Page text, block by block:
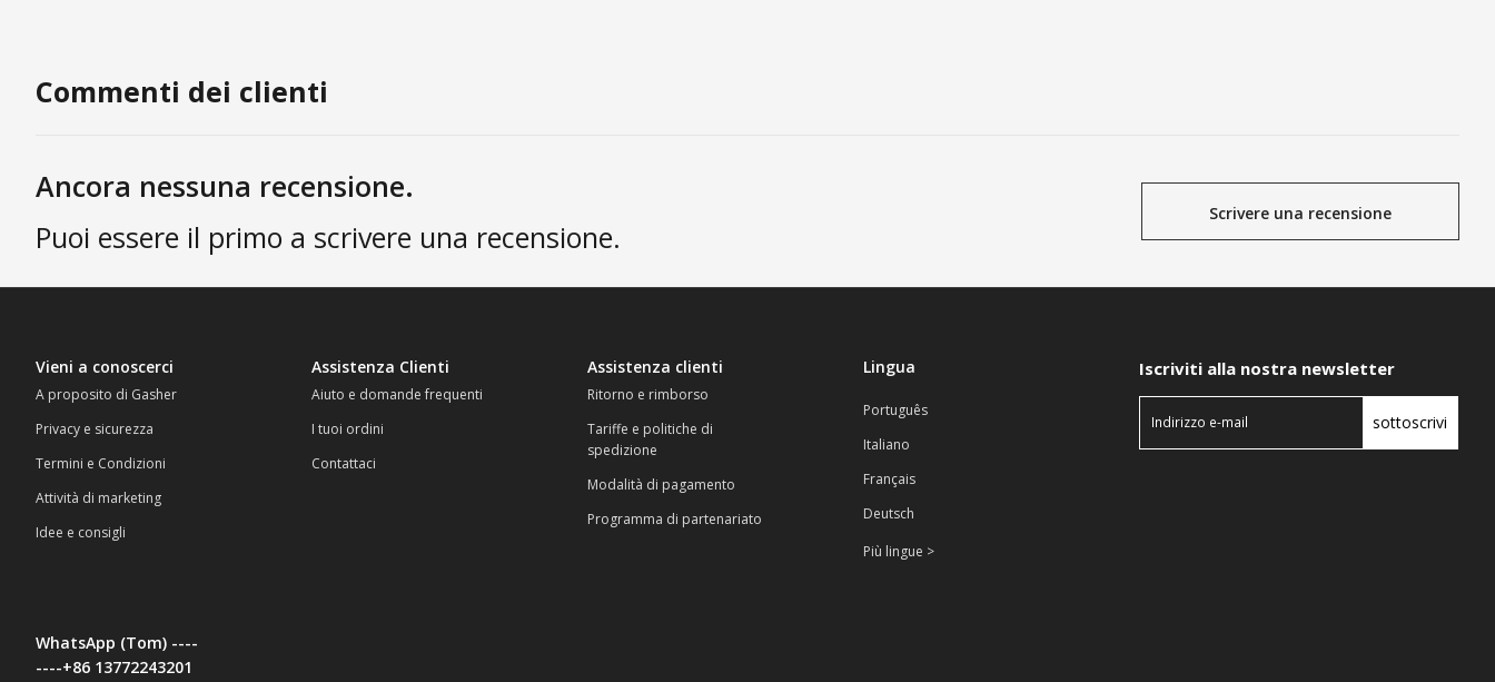
Commenti dei clienti
Ancora nessuna recensione.
Puoi essere il primo a scrivere una recensione.
Scrivere una recensione
Vieni a conoscerci
A proposito di Gasher
Privacy e sicurezza
Termini e Condizioni
Attività di marketing
Idee e consigli
Assistenza Clienti
Aiuto e domande frequenti
I tuoi ordini
Contattaci
Assistenza clienti
Ritorno e rimborso
Tariffe e politiche di
spedizione
Modalità di pagamento
Programma di partenariato
Lingua
Português
Italiano
Français
Deutsch
Più lingue >
WhatsApp (Tom) ----
----+86 13772243201
Iscriviti alla nostra newsletter
sottoscrivi